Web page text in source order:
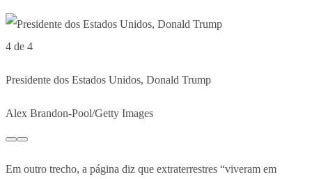
4 de 4
Presidente dos Estados Unidos, Donald Trump
Alex Brandon-Pool/Getty Images
Em outro trecho, a página diz que extraterrestres “viveram em